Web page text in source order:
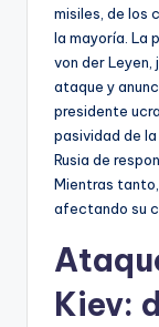
misiles, de los
la mayoría. La
von der Leyen,
ataque y
presidente
pasividad de
Rusia de
Mientras
afectando su
Kiev: